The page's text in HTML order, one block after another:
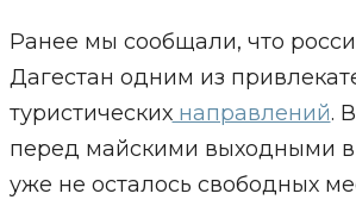
Ранее мы сообщали, что
Дагестан одним из
туристическихнаправлений.
перед майскими выходными в
уже не осталось свободных